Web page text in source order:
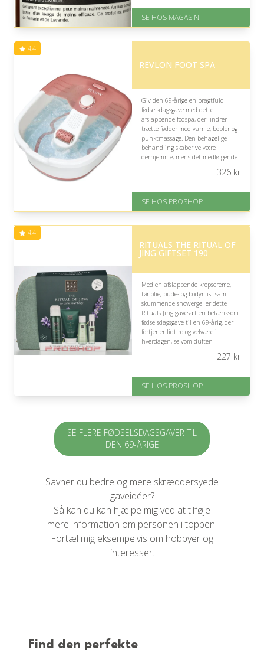
På lager
Levering: 1-3 dage
af 5
SE HOS MAGASIN
4.4
REVLON FOOT SPA
Giv den 69-årige en pragtfuld
fødselsdagsgave med dette
afslappende fodspa, der lindrer
trætte fødder med varme, bobler og
punktmassage. Den behagelige
behandling skaber velvære
derhjemme, mens det medfølgende
forkæle sig selv med ekstra omsorg.
På lager
Levering: 2-12 hverdage
på 4.4 ud af 5
326kr
SE HOS PROSHOP
4.4
RITUALS THE RITUAL OF
JING GIFTSET 190
Med en afslappende kropscreme,
tør olie, pude- og bodymist samt
skummende showergel er dette
Rituals Jing-gavesæt en betænksom
fødselsdagsgave til en 69-årig, der
fortjener lidt ro og velvære i
hverdagen, selvom duften
Fremragende Trustpilot rating
på 4.4 ud af 5
227 kr
SE HOS PROSHOP
SE FLERE FØDSELSDAGSGAVER TIL
DEN 69-ÅRIGE
Savner du bedre og mere skræddersyede
gaveidéer?
Så kan du kan hjælpe mig ved at tilføje
mere information om personen i toppen.
Fortæl mig eksempelvis om hobbyer og
interesser.
Find den perfekte